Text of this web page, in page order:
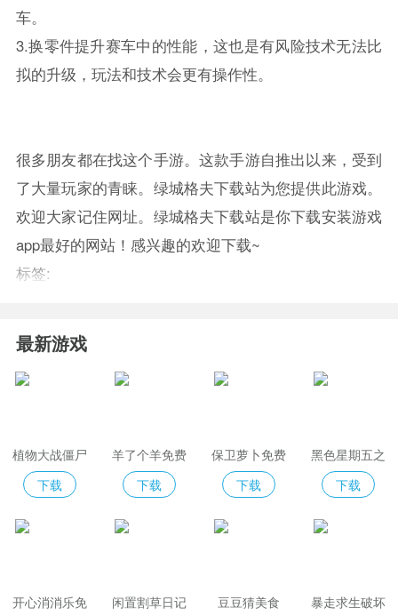
车。
3.换零件提升赛车中的性能，这也是有风险技术无法比
拟的升级，玩法和技术会更有操作性。
很多朋友都在找这个手游。这款手游自推出以来，受到
了大量玩家的青睐。绿城格夫下载站为您提供此游戏。
欢迎大家记住网址。绿城格夫下载站是你下载安装游戏
app最好的网站！感兴趣的欢迎下载~
标签:
最新游戏
植物大战僵尸
2免费版
下载
羊了个羊免费
下载
保卫萝卜免费
版
下载
黑色星期五之
夜indiecross
下载
开心消消乐免
闲置割草日记 豆豆猜美食
暴走求生破坏